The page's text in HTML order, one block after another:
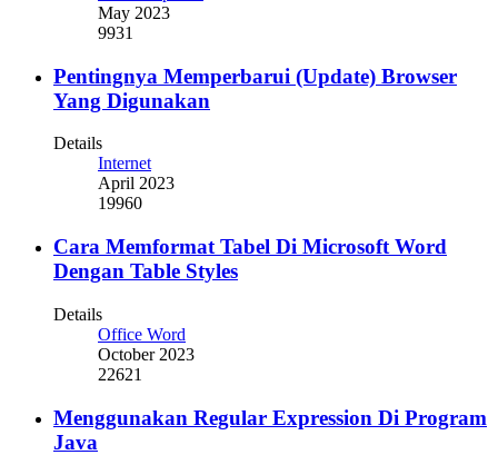
May 2023
9931
Pentingnya Memperbarui (Update) Browser
Yang Digunakan
Details
Internet
April 2023
19960
Cara Memformat Tabel Di Microsoft Word
Dengan Table Styles
Details
Office Word
October 2023
22621
Menggunakan Regular Expression Di Program
Java